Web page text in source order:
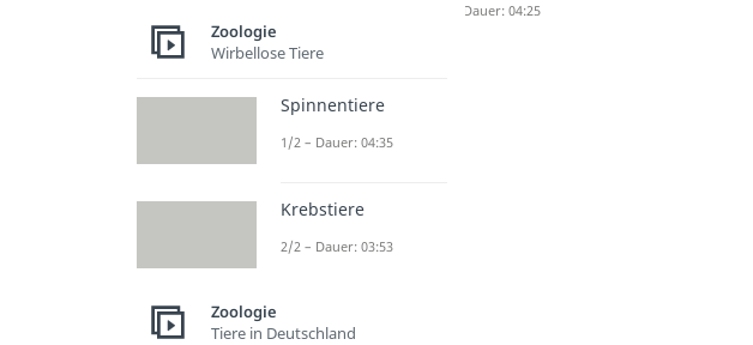
Dauer: 04:25
Zoologie
Wirbellose Tiere
Spinnentiere
1/2 – Dauer: 04:35
Krebstiere
2/2 – Dauer: 03:53
Zoologie
Tiere in Deutschland